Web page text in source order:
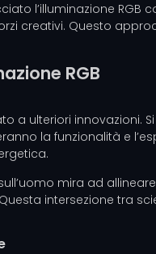
l’illuminazione
creativi. Questo
RGB
a ulteriori innovazioni.
la funzionalità e
mira ad
intersezione tra